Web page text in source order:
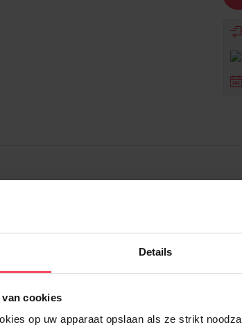
Details
cookies
op uw apparaat opslaan als ze strikt
Nog iets